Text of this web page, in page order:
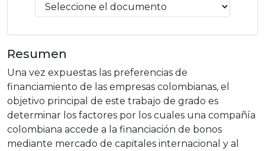
Resumen
Una vez expuestas las preferencias de
financiamiento de las empresas colombianas, el
objetivo principal de este trabajo de grado es
determinar los factores por los cuales una compañía
colombiana accede a la financiación de bonos
mediante mercado de capitales internacional y al